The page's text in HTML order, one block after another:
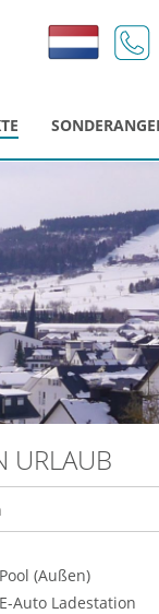
URLAUB
Pool (Außen)
E-Auto Ladestation